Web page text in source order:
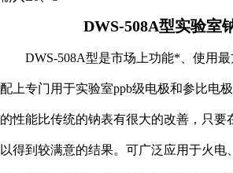
DWS-508A型实验室
DWS-508A型是市场上功能*、使用
配上专门用于实验室ppb级电极和参比电极
的性能比传统的钠表有很大的改善，只要
以得到较满意的结果。可广泛应用于火电